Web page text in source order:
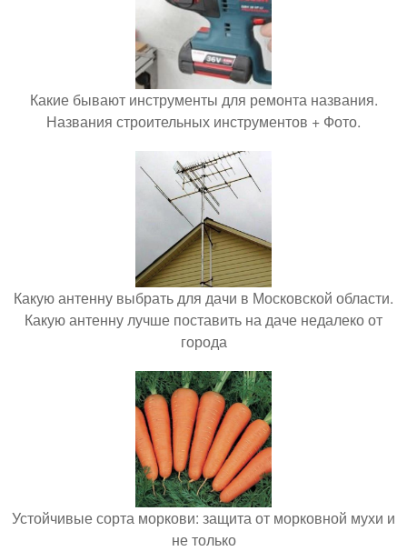
Какие бывают инструменты для ремонта названия.
Названия строительных инструментов + Фото.
Какую антенну выбрать для дачи в Московской области.
Какую антенну лучше поставить на даче недалеко от
города
Устойчивые сорта моркови: защита от морковной мухи и
не только